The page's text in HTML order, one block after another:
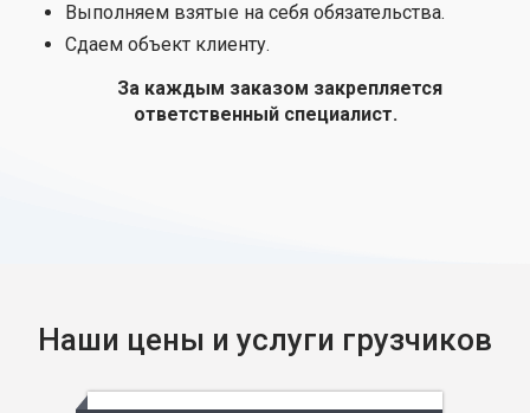
Выполняем взятые на себя обязательства.
Сдаем объект клиенту.
За каждым заказом закрепляется
ответственный специалист.
Наши цены и услуги грузчиков